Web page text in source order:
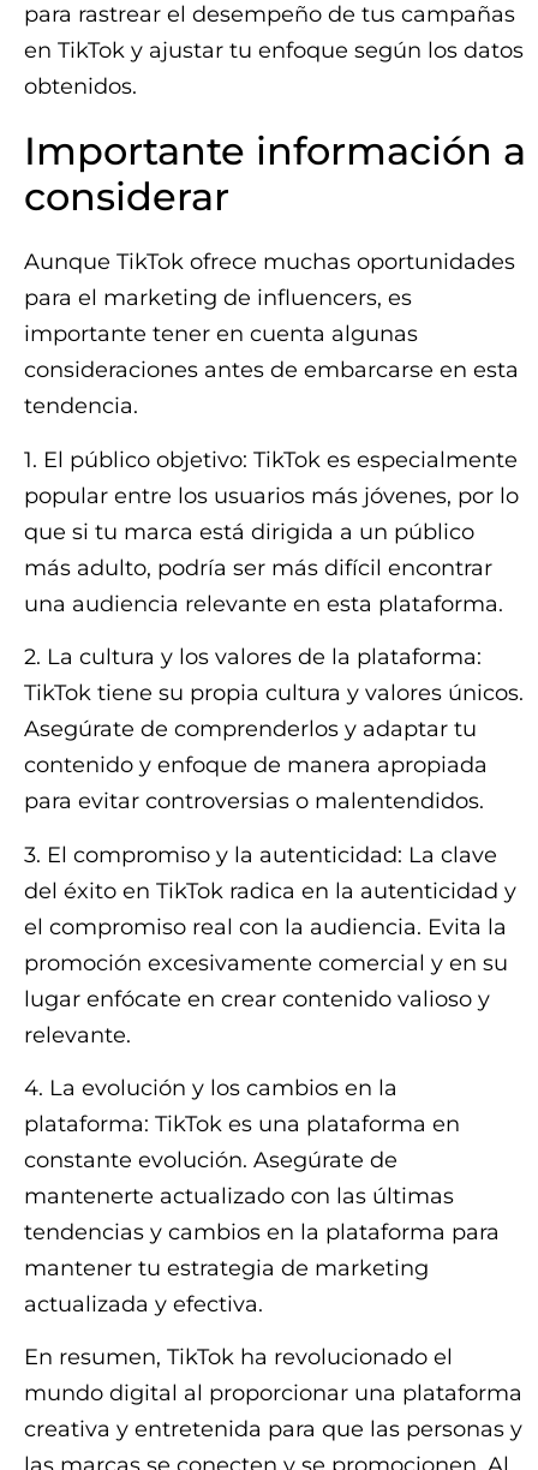
para rastrear el desempeño de tus campañas
en TikTok y ajustar tu enfoque según los datos
obtenidos.
Importante información a
considerar
Aunque TikTok ofrece muchas oportunidades
para el marketing de influencers, es
importante tener en cuenta algunas
consideraciones antes de embarcarse en esta
tendencia.
1. El público objetivo: TikTok es especialmente
popular entre los usuarios más jóvenes, por lo
que si tu marca está dirigida a un público
más adulto, podría ser más difícil encontrar
una audiencia relevante en esta plataforma.
2. La cultura y los valores de la plataforma:
TikTok tiene su propia cultura y valores únicos.
Asegúrate de comprenderlos y adaptar tu
contenido y enfoque de manera apropiada
para evitar controversias o malentendidos.
3. El compromiso y la autenticidad: La clave
del éxito en TikTok radica en la autenticidad y
el compromiso real con la audiencia. Evita la
promoción excesivamente comercial y en su
lugar enfócate en crear contenido valioso y
relevante.
4. La evolución y los cambios en la
plataforma: TikTok es una plataforma en
constante evolución. Asegúrate de
mantenerte actualizado con las últimas
tendencias y cambios en la plataforma para
mantener tu estrategia de marketing
actualizada y efectiva.
En resumen, TikTok ha revolucionado el
mundo digital al proporcionar una plataforma
creativa y entretenida para que las personas y